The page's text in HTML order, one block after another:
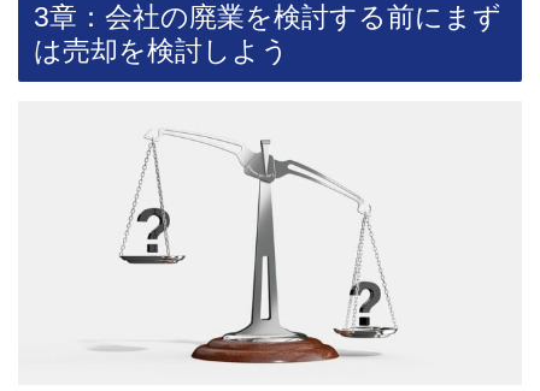
3章：会社の廃業を検討する前にまず
は売却を検討しよう